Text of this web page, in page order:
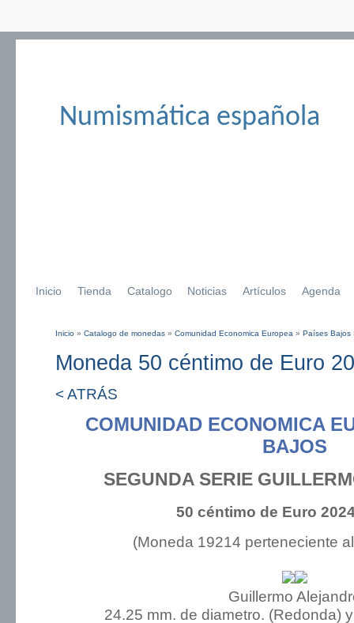
Numismática española
Inicio Tienda Catalogo Noticias Artículos Agenda
Inicio » Catalogo de monedas » Comunidad Economica Europea » Países Bajos
Moneda 50 céntimo de Euro
< ATRÁS
COMUNIDAD ECONOMICA
BAJOS
SEGUNDA SERIE
50 céntimo de Euro
(Moneda 19214 perteneciente
Guillermo
24.25 mm. de diametro. (Redonda)